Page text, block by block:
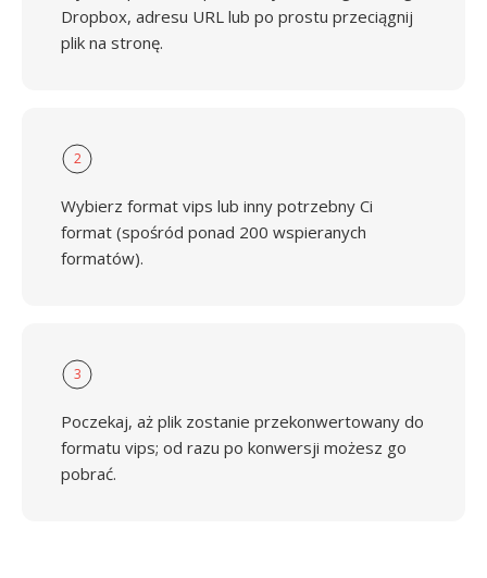
Dropbox, adresu URL lub po prostu przeciągnij
plik na stronę.
2
Wybierz format vips lub inny potrzebny Ci
format (spośród ponad 200 wspieranych
formatów).
3
Poczekaj, aż plik zostanie przekonwertowany do
formatu vips; od razu po konwersji możesz go
pobrać.